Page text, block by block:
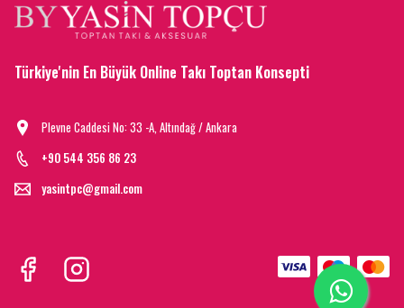
Türkiye'nin En Büyük Online Takı Toptan Konsepti
Plevne Caddesi No: 33 -A, Altındağ / Ankara
+90 544 356 86 23
yasintpc@gmail.com